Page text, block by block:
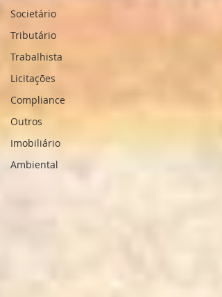
Societário
Tributário
Trabalhista
Licitações
Compliance
Outros
Imobiliário
Ambiental